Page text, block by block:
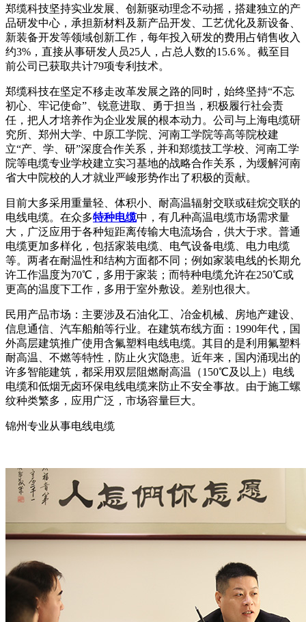
郑缆科技坚持实业发展、创新驱动理念不动摇，搭建独立的产
品研发中心，承担新材料及新产品开发、工艺优化及新设备、
新装备开发等领域创新工作，每年投入研发的费用占销售收入
约3%，直接从事研发人员25人，占总人数的15.6％。截至目
前公司已获取共计79项专利技术。
郑缆科技在坚定不移走改革发展之路的同时，始终坚持“不忘
初心、牢记使命”、锐意进取、勇于担当，积极履行社会责
任，把人才培养作为企业发展的根本动力。公司与上海电缆研
究所、郑州大学、中原工学院、河南工学院等高等院校建
立“产、学、研”深度合作关系，并和郑缆技工学校、河南工学
院等电缆专业学校建立实习基地的战略合作关系，为缓解河南
省大中院校的人才就业严峻形势作出了积极的贡献。
目前大多采用重量轻、体积小、耐高温辐射交联或硅烷交联的
电线电缆。在众多特种电缆中，有几种高温电缆市场需求量
大，广泛应用于各种短距离传输大电流场合，供大于求。普通
电缆更加多样化，包括家装电缆、电气设备电缆、电力电缆
等。两者在耐温性和结构方面都不同；例如家装电线的长期允
许工作温度为70℃，多用于家装；而特种电缆允许在250℃或
更高的温度下工作，多用于室外敷设。差别也很大。
民用产品市场：主要涉及石油化工、冶金机械、房地产建设、
信息通信、汽车船舶等行业。在建筑布线方面：1990年代，国
外高层建筑推广使用含氟塑料电线电缆。其目的是利用氟塑料
耐高温、不燃等特性，防止火灾隐患。近年来，国内涌现出的
许多智能建筑，都采用双层阻燃耐高温（150℃及以上）电线
电缆和低烟无卤环保电线电缆来防止不安全事故。由于施工螺
纹种类繁多，应用广泛，市场容量巨大。
锦州专业从事电线电缆